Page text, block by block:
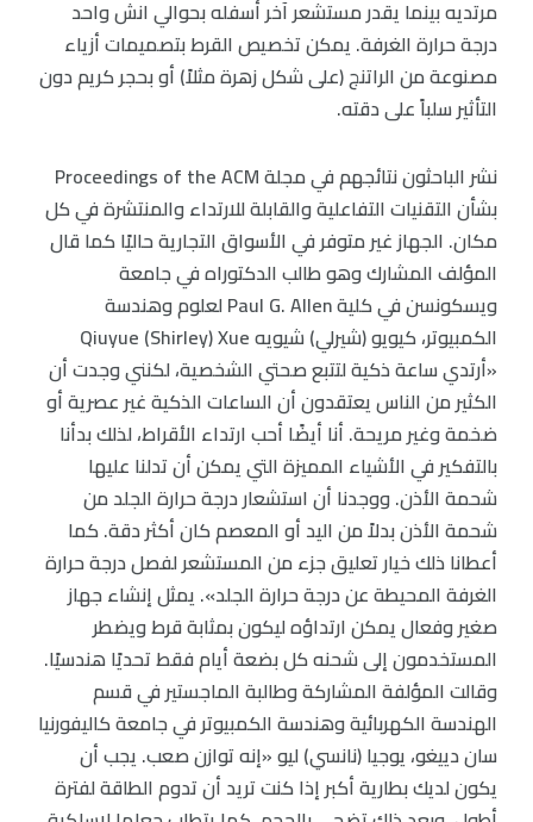
مرتديه بينما يقدر مستشعر آخر أسفله بحوالي انش واحد
درجة حرارة الغرفة. يمكن تخصيص القرط بتصميمات أزياء
مصنوعة من الراتنج (على شكل زهرة مثلاً) أو بحجر كريم دون
التأثير سلباً على دقته.
نشر الباحثون نتائجهم في مجلة Proceedings of the ACM
بشأن التقنيات التفاعلية والقابلة للارتداء والمنتشرة في كل
مكان. الجهاز غير متوفر في الأسواق التجارية حاليًا كما قال
المؤلف المشارك وهو طالب الدكتوراه في جامعة
ويسكونسن في كلية Paul G. Allen لعلوم وهندسة
الكمبيوتر، كيويو (شيرلي) شيويه Qiuyue (Shirley) Xue
«أرتدي ساعة ذكية لتتبع صحتي الشخصية، لكنني وجدت أن
الكثير من الناس يعتقدون أن الساعات الذكية غير عصرية أو
ضخمة وغير مريحة. أنا أيضًا أحب ارتداء الأقراط، لذلك بدأنا
بالتفكير في الأشياء المميزة التي يمكن أن تدلنا عليها
شحمة الأذن. ووجدنا أن استشعار درجة حرارة الجلد من
شحمة الأذن بدلاً من اليد أو المعصم كان أكثر دقة. كما
أعطانا ذلك خيار تعليق جزء من المستشعر لفصل درجة حرارة
الغرفة المحيطة عن درجة حرارة الجلد». يمثل إنشاء جهاز
صغير وفعال يمكن ارتداؤه ليكون بمثابة قرط ويضطر
المستخدمون إلى شحنه كل بضعة أيام فقط تحديًا هندسيًا.
وقالت المؤلفة المشاركة وطالبة الماجستير في قسم
الهندسة الكهربائية وهندسة الكمبيوتر في جامعة كاليفورنيا
سان دييغو، يوجيا (نانسي) ليو «إنه توازن صعب. يجب أن
يكون لديك بطارية أكبر إذا كنت تريد أن تدوم الطاقة لفترة